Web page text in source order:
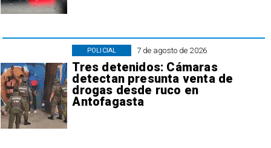
7 de agosto de 2026
Tres detenidos: Cámaras
detectan presunta venta de
drogas desde ruco en
Antofagasta
POLICIAL